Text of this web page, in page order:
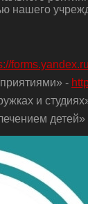
нашего
-
и
детей»